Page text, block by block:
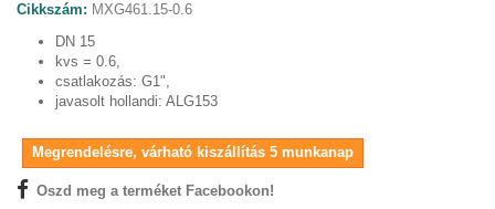
Cikkszám: MXG461.15-0.6
DN 15
kvs = 0.6,
csatlakozás: G1",
javasolt hollandi: ALG153
Megrendelésre, várható kiszállítás 5 munkanap
Oszd meg a terméket Facebookon!